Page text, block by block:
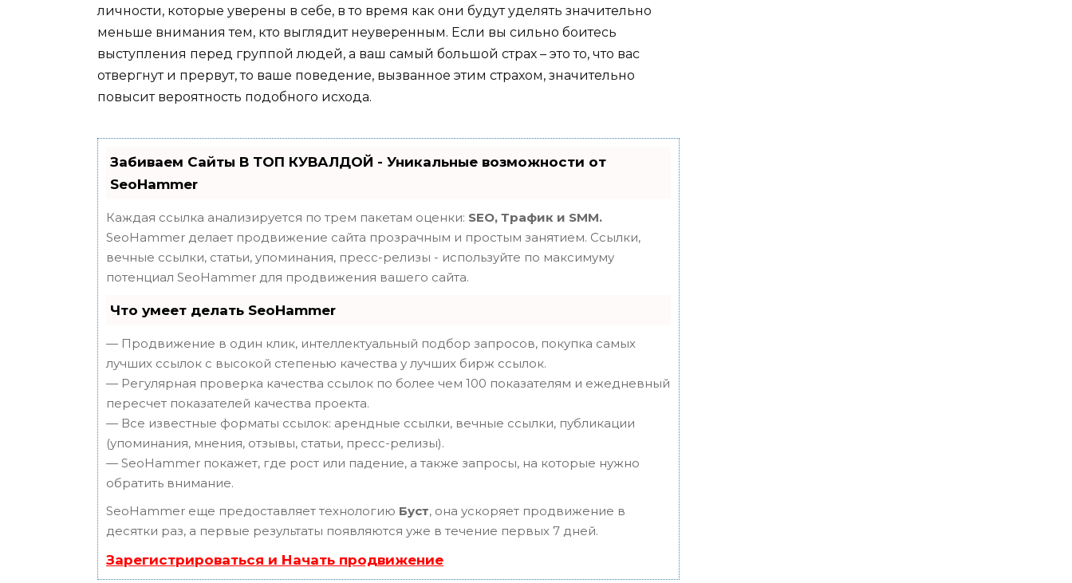
личности, которые уверены в себе, в то время как они будут уделять значительно
меньше внимания тем, кто выглядит неуверенным. Если вы сильно боитесь
выступления перед группой людей, а ваш самый большой страх – это то, что вас
отвергнут и прервут, то ваше поведение, вызванное этим страхом, значительно
повысит вероятность подобного исхода.
Забиваем Сайты В ТОП КУВАЛДОЙ - Уникальные возможности от
SeoHammer
Каждая ссылка анализируется по трем пакетам оценки: SEO, Трафик и SMM.
SeoHammer делает продвижение сайта прозрачным и простым занятием. Ссылки,
вечные ссылки, статьи, упоминания, пресс-релизы - используйте по максимуму
потенциал SeoHammer для продвижения вашего сайта.
Что умеет делать SeoHammer
— Продвижение в один клик, интеллектуальный подбор запросов, покупка самых
лучших ссылок с высокой степенью качества у лучших бирж ссылок.
— Регулярная проверка качества ссылок по более чем 100 показателям и ежедневный
пересчет показателей качества проекта.
— Все известные форматы ссылок: арендные ссылки, вечные ссылки, публикации
(упоминания, мнения, отзывы, статьи, пресс-релизы).
— SeoHammer покажет, где рост или падение, а также запросы, на которые нужно
обратить внимание.
SeoHammer еще предоставляет технологию Буст, она ускоряет продвижение в
десятки раз, а первые результаты появляются уже в течение первых 7 дней.
Зарегистрироваться и Начать продвижение